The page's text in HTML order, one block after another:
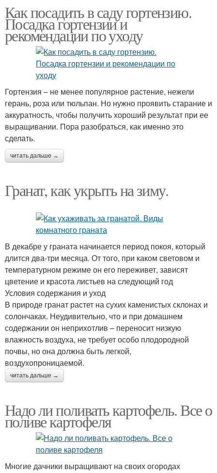
Как посадить в саду гортензию.
Посадка гортензии и
рекомендации по уходу
Гортензия – не менее популярное растение, нежели
герань, роза или тюльпан. Но нужно проявить старание и
аккуратность, чтобы получить хороший результат при ее
выращивании. Пора разобраться, как именно это
сделать.
читать дальше →
Гранат, как укрыть на зиму.
В декабре у граната начинается период покоя, который
длится два-три месяца. От того, при каком световом и
температурном режиме он его переживет, зависят
цветение и красота листьев на следующий год
Условия содержания и уход
В природе гранат растет на сухих каменистых склонах и
солончаках. Неудивительно, что и при домашнем
содержании он неприхотлив – переносит низкую
влажность воздуха, не требует особо плодородной
почвы, но она должна быть легкой,
воздухопроницаемой.
читать дальше →
Надо ли поливать картофель. Все о
поливе картофеля
Многие дачники выращивают на своих огородах